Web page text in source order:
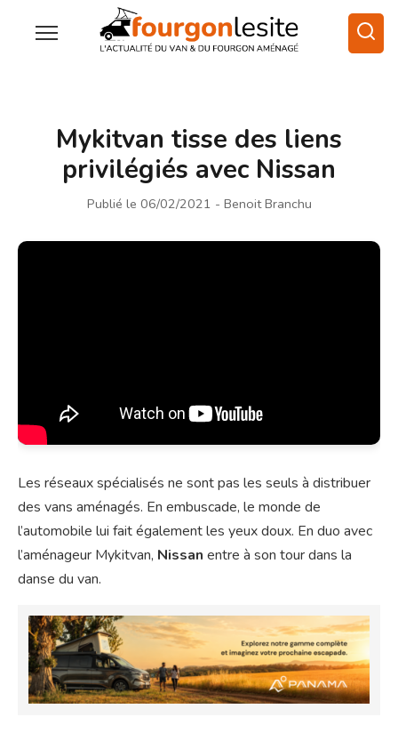
Mykitvan tisse des liens
privilégiés avec Nissan
Publié le 06/02/2021 - Benoit Branchu
Les réseaux spécialisés ne sont pas les seuls à distribuer
des vans aménagés. En embuscade, le monde de
l’automobile lui fait également les yeux doux. En duo avec
l’aménageur Mykitvan, Nissan entre à son tour dans la
danse du van.